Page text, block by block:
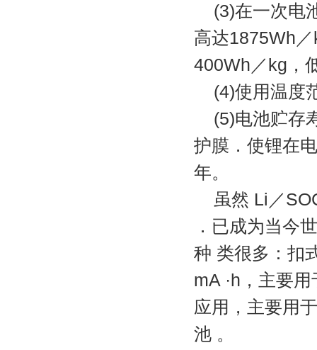
(3)在一次电
高达1875Wh
400Wh／kg，
(4)使用温度
(5)电池贮存
护膜．使锂在
年。
虽然 Li／
．已成为当今
种 类很多：扣
mA ·h，主要
应用，主要用
池 。